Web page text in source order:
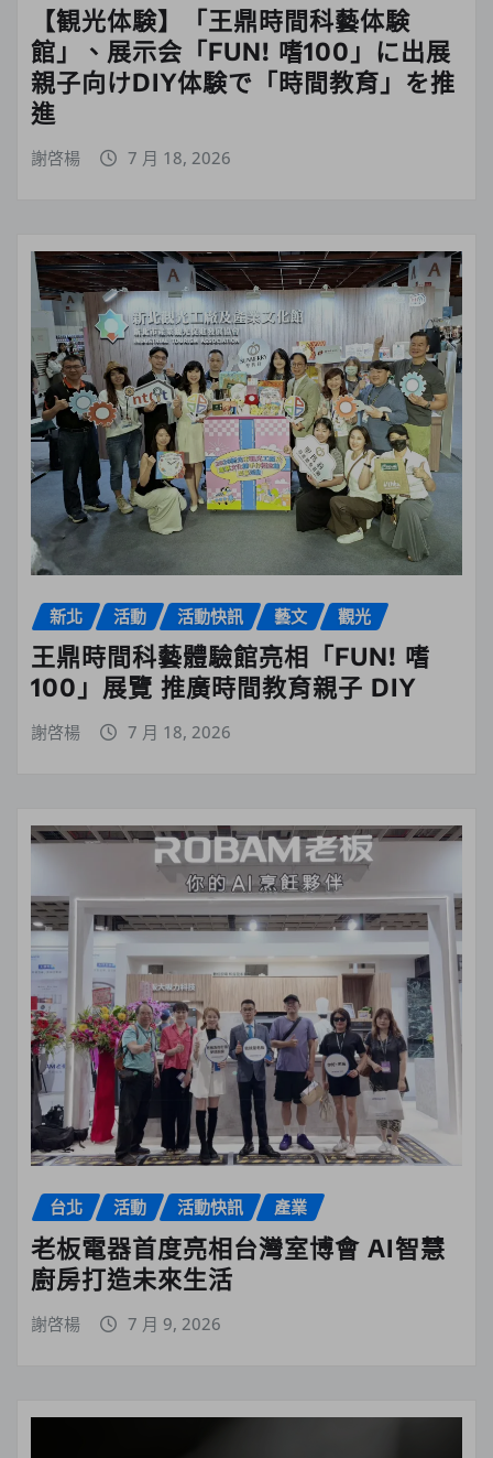
【観光体験】「王鼎時間科藝体験
館」、展示会「FUN! 嗜100」に出展
親子向けDIY体験で「時間教育」を推
進
謝啓楊 7 月 18, 2026
新北 活動 活動快訊 藝文 觀光
王鼎時間科藝體驗館亮相「FUN! 嗜
100」展覽 推廣時間教育親子 DIY
謝啓楊 7 月 18, 2026
台北 活動 活動快訊 產業
老板電器首度亮相台灣室博會 AI智慧
廚房打造未來生活
謝啓楊 7 月 9, 2026